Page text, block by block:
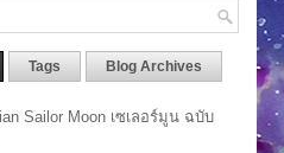
Tags Blog Archives
Sailor Moon เซเลอร์มูน ฉบับ